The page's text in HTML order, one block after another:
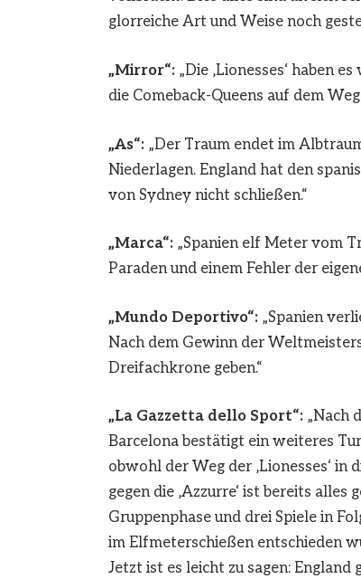
glorreiche Art und Weise noch
„Mirror“: „Die ‚Lionesses‘ haben
die Comeback-Queens auf dem
„As“:„Der Traum endet im
Niederlagen. England hat den
von Sydney nicht schließen.“
„Marca“:„Spanien elf Meter vom
Paraden und einem Fehler der
„Mundo Deportivo“:„Spanien
Nach dem Gewinn der
Dreifachkrone geben.“
„La Gazzetta dello Sport“:„Nach
Barcelona bestätigt ein weiteres
obwohl der Weg der ‚Lionesses‘
gegen die ‚Azzurre‘ ist bereits
Gruppenphase und drei Spiele in
im Elfmeterschießen entschieden
Jetzt ist es leicht zu sagen: England